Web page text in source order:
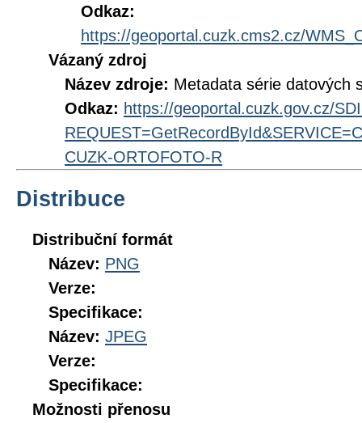
Odkaz:
https://geoportal.cuzk.cms2.cz/
Vázaný zdroj
Název zdroje: Metadata série datových
Odkaz: https://geoportal.cuzk.gov.cz/
CUZK-ORTOFOTO-R
Distribuce
Distribuční formát
Název: PNG
Verze:
Specifikace:
Název: JPEG
Verze:
Specifikace:
Možnosti přenosu